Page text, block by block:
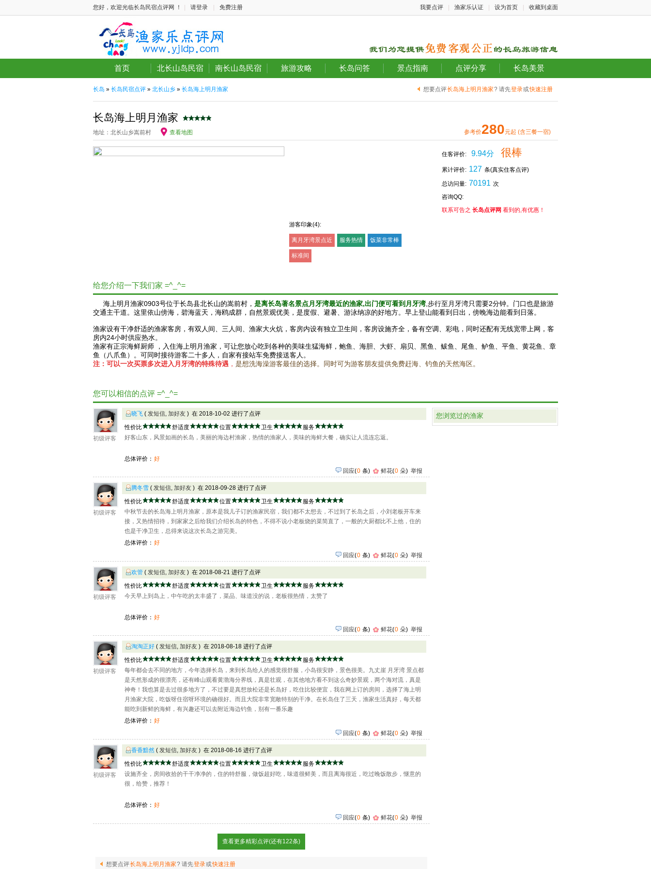
您好，欢迎光临长岛民宿点评网 ！ 请登录 免费注册 我要点评 渔家乐认证 设为首页 收藏到桌面
首页 北长山岛民宿 南长山岛民宿 旅游攻略 长岛问答 景点指南 点评分享 长岛美景
长岛 » 长岛民宿点评 » 北长山乡 » 长岛海上明月渔家 想要点评长岛海上明月渔家? 请先登录或快速注册
长岛海上明月渔家
地址：北长山乡嵩前村 查看地图 参考价280元起 (含三餐一宿)
游客印象(4):
离月牙湾景点近 服务热情 饭菜非常棒
标准间
住客评价: 9.94分 很棒
累计评价: 127 条(真实住客点评)
总访问量: 70191 次
咨询QQ:
联系可告之 长岛点评网 看到的,有优惠！
给您介绍一下我们家 =^_^=
海上明月渔家0903号位于长岛县北长山的嵩前村， 是离长岛著名景点月牙湾最近的渔家,出门便可看到月牙湾 ,步行至月牙湾只需要2分钟。门口也是旅游
交通主干道。这里依山傍海，碧海蓝天，海鸥成群，自然景观优美，是度假、避暑、游泳纳凉的好地方。早上登山能看到日出，傍晚海边能看到日落。
渔家设有干净舒适的渔家客房，有双人间、三人间、渔家大火炕，客房内设有独立卫生间，客房设施齐全，备有空调、彩电，同时还配有无线宽带上网，客
房内24小时供应热水。
渔家有正宗海鲜厨师 ，入住海上明月渔家，可让您放心吃到各种的美味生猛海鲜，鲍鱼、海胆、大虾、扇贝、黑鱼、鲅鱼、尾鱼、鲈鱼、平鱼、黄花鱼、章
鱼（八爪鱼）。可同时接待游客二十多人，自家有接站车免费接送客人。
注：可以一次买票多次进入月牙湾的特殊待遇 ， 是想洗海澡游客最佳的选择。同时可为游客朋友提供免费赶海、钓鱼的天然海区。
您可以相信的点评 =^_^=
初级评客
晓飞 ( 发短信, 加好友 ) 在 2018-10-02 进行了点评
性价比
舒适度 位置 卫生
服务
好客山东，风景如画的长岛，美丽的海边村渔家，热情的渔家人，美味的海鲜大餐，确实让人流连忘返。
总体评价： 好
回应(0 条) 鲜花(0 朵) 举报
初级评客
腾冬雪 ( 发短信, 加好友 ) 在 2018-09-28 进行了点评
性价比
舒适度 位置 卫生
服务
中秋节去的长岛海上明月渔家，原本是我儿子订的渔家民宿，我们都不太想去，不过到了长岛之后，小刘老板开车来
接，又热情招待，到家家之后给我们介绍长岛的特色，不得不说小老板烧的菜简直了，一般的大厨都比不上他，住的
也是干净卫生，总得来说这次长岛之游完美。
总体评价： 好
回应(0 条) 鲜花(0 朵) 举报
初级评客
欢管 ( 发短信, 加好友 ) 在 2018-08-21 进行了点评
性价比
舒适度 位置 卫生
服务
今天早上到岛上，中午吃的太丰盛了，菜品、味道没的说，老板很热情，太赞了
总体评价： 好
回应(0 条) 鲜花(0 朵) 举报
初级评客
淘淘正好 ( 发短信, 加好友 ) 在 2018-08-18 进行了点评
性价比
舒适度 位置 卫生
服务
每年都会去不同的地方，今年选择长岛，来到长岛给人的感觉很舒服，小岛很安静，景色很美。九丈崖 月牙湾 景点都
是天然形成的很漂亮，还有峰山观看黄渤海分界线，真是壮观，在其他地方看不到这么奇妙景观，两个海对流，真是
神奇！我也算是去过很多地方了，不过要是真想放松还是长岛好，吃住比较便宜，我在网上订的房间，选择了海上明
月渔家大院，吃饭呀住宿呀环境的确很好。而且大院非常宽敞特别的干净。在长岛住了三天，渔家生活真好，每天都
能吃到新鲜的海鲜，有兴趣还可以去附近海边钓鱼，别有一番乐趣
总体评价： 好
回应(0 条) 鲜花(0 朵) 举报
初级评客
香香黯然 ( 发短信, 加好友 ) 在 2018-08-16 进行了点评
性价比
舒适度 位置 卫生
服务
设施齐全，房间收拾的干干净净的，住的特舒服，做饭超好吃，味道很鲜美，而且离海很近，吃过晚饭散步，惬意的
很，给赞，推荐！
总体评价： 好
回应(0 条) 鲜花(0 朵) 举报
查看更多精彩点评(还有122条)
想要点评长岛海上明月渔家? 请先登录或快速注册
您浏览过的渔家